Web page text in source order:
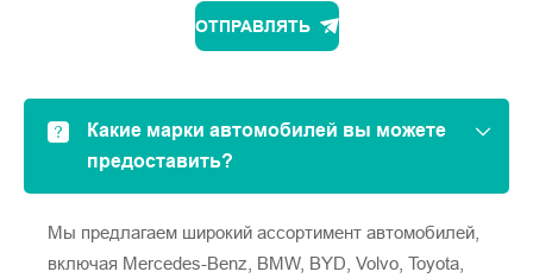
ОТПРАВЛЯТЬ
Какие марки автомобилей вы можете
предоставить?
Мы предлагаем широкий ассортимент автомобилей,
включая Mercedes-Benz, BMW, BYD, Volvo, Toyota,